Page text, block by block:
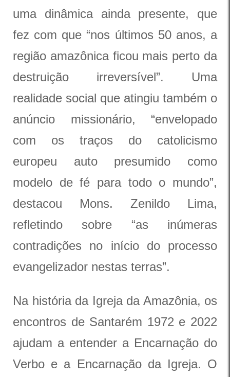
uma dinâmica ainda presente, que
fez com que “nos últimos 50 anos, a
região amazônica ficou mais perto da
destruição irreversível”. Uma
realidade social que atingiu também o
anúncio missionário, “envelopado
com os traços do catolicismo
europeu auto presumido como
modelo de fé para todo o mundo”,
destacou Mons. Zenildo Lima,
refletindo sobre “as inúmeras
contradições no início do processo
evangelizador nestas terras”.
Na história da Igreja da Amazônia, os
encontros de Santarém 1972 e 2022
ajudam a entender a Encarnação do
Verbo e a Encarnação da Igreja. O